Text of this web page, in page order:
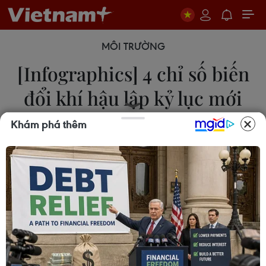
MÔI TRƯỜNG
[Infographics] 4 chỉ số biến
đổi khí hậu lập kỷ lục mới
vào 2021
11/07/2022 23:15
Bốn chỉ số chính về biến đổi khí hậu, bao gồm
nồng độ khí nhà kính, mực nước biển dâng, nhiệt
đại dương và axit hóa đại dương đã lập kỷ lục mới
vào năm 2021.
Theo Tổ chức Khí tượng Thế giới, 4 chỉ số chính
Khám phá thêm